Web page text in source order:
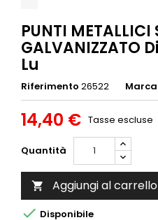
PUNTI METALLICI
GALVANIZZATO
Lu
Riferimento 26522 Marca
14,40 € Tasse escluse
Quantità
 Aggiungi al carrello
 Disponibile